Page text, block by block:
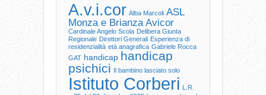
A.v.i.cor Alba Marcoli ASL
Monza e Brianza Avicor
Cardinale Angelo Scola Delibera Giunta
Regionale Direttori Generali Esperienza di
residenzialità età anagrafica Gabriele Rocca
GAT handicap handicap
psichici Il bambino lasciato solo
Istituto Corberi L.R.